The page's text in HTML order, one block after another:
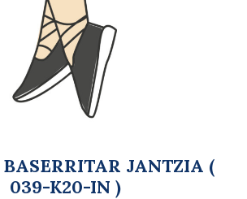
JANTZIA (
039-K20-IN )